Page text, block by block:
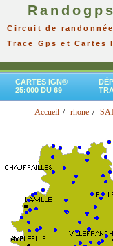
Circuit de
Trace Gps et Cartes
CARTES IGN®
25:000 DU 69
Accueil rhone